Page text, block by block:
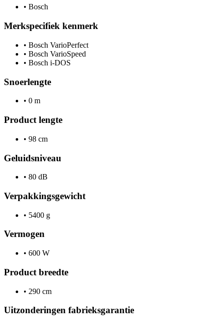
• Bosch
Merkspecifiek kenmerk
• Bosch VarioPerfect
• Bosch VarioSpeed
• Bosch i-DOS
Snoerlengte
• 0 m
Product lengte
• 98 cm
Geluidsniveau
• 80 dB
Verpakkingsgewicht
• 5400 g
Vermogen
• 600 W
Product breedte
• 290 cm
Uitzonderingen fabrieksgarantie